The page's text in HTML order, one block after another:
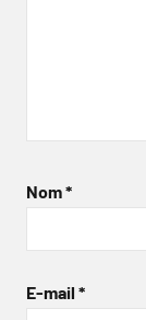
Nom*
E-mail *